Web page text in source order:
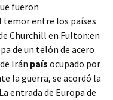
fueron
temor entre los países
Churchill en Fulton:en
de un telón de acero
Irán país ocupado por
la guerra, se acordó la
entrada de Europa de